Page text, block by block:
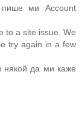
ми Account
to a site issue. We
try again in a few
някой да ми каже